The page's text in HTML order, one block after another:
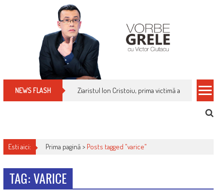
NEWS FLASH Ziaristul Ion Cristoiu, prima victimă a noi
Esti aici: Prima pagină > Posts tagged "varice"
TAG: VARICE